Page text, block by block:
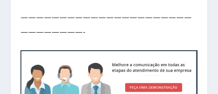
——————————————————————
————————-